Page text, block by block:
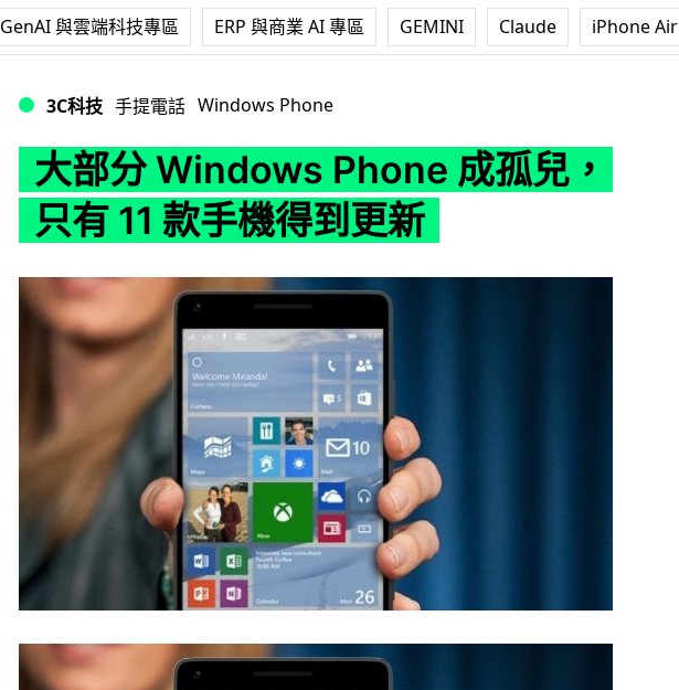
GenAI 與雲端科技專區 ERP 與商業 AI 專區 GEMINI Claude iPhone Air
3C科技 手提電話 Windows Phone
大部分 Windows Phone 成孤兒，
只有 11 款手機得到更新